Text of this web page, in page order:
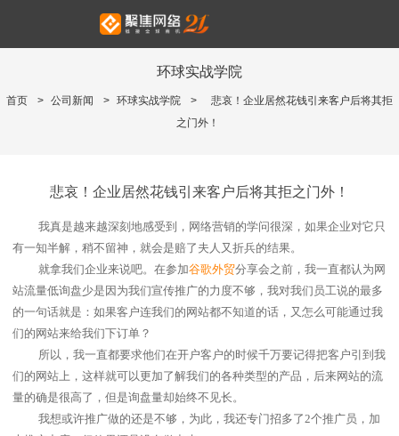
环球实战学院
首页 > 公司新闻 > 环球实战学院 >
悲哀！企业居然花钱引来客户后将其拒
之门外！
悲哀！企业居然花钱引来客户后将其拒之门外！
我真是越来越深刻地感受到，网络营销的学问很深，如果企业对它只
有一知半解，稍不留神，就会是赔了夫人又折兵的结果。
就拿我们企业来说吧。在参加谷歌外贸分享会之前，我一直都认为网
站流量低询盘少是因为我们宣传推广的力度不够，我对我们员工说的最多
的一句话就是：如果客户连我们的网站都不知道的话，又怎么可能通过我
们的网站来给我们下订单？
所以，我一直都要求他们在开户客户的时候千万要记得把客户引到我
们的网站上，这样就可以更加了解我们的各种类型的产品，后来网站的流
量的确是很高了，但是询盘量却始终不见长。
我想或许推广做的还是不够，为此，我还专门招多了2个推广员，加